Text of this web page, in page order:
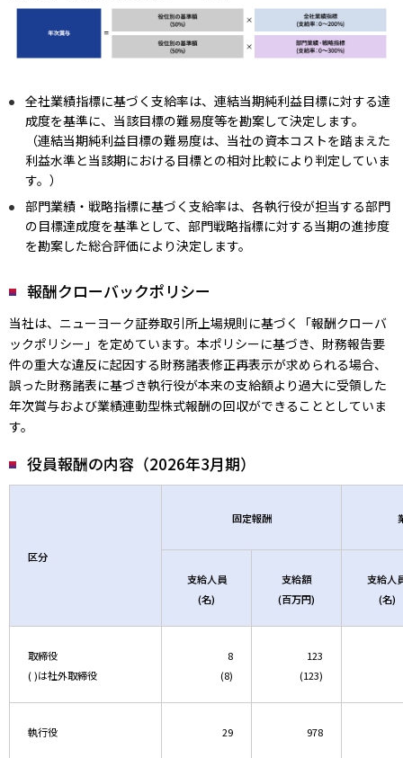
全社業績指標に基づく支給率は、連結当期純利益目標に対する達
成度を基準に、当該目標の難易度等を勘案して決定します。
（連結当期純利益目標の難易度は、当社の資本コストを踏まえた
利益水準と当該期における目標との相対比較により判定していま
す。）
部門業績・戦略指標に基づく支給率は、各執行役が担当する部門
の目標達成度を基準として、部門戦略指標に対する当期の進捗度
を勘案した総合評価により決定します。
報酬クローバックポリシー
当社は、ニューヨーク証券取引所上場規則に基づく「報酬クローバ
ックポリシー」を定めています。本ポリシーに基づき、財務報告要
件の重大な違反に起因する財務諸表修正再表示が求められる場合、
誤った財務諸表に基づき執行役が本来の支給額より過大に受領した
年次賞与および業績連動型株式報酬の回収ができることとしていま
す。
役員報酬の内容（2026年3月期）
区分
固定報酬
支給人員
(名)
支給額
(百万円)
支給人
(名)
取締役
( )は社外取締役
8
(8)
123
(123)
執行役 29 978